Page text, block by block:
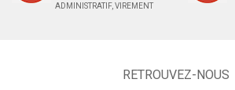
ADMINISTRATIF, VIREMENT
RETROUVEZ-NOUS